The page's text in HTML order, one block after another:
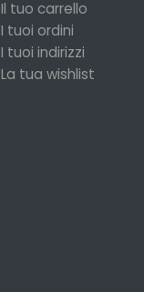
Il tuo carrello
I tuoi ordini
I tuoi indirizzi
La tua wishlist